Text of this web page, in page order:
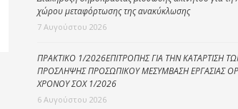
χώρου μεταφόρτωσης της ανακύκλωσης
7 Αυγούστου 2026
ΠΡΑΚΤΙΚΟ 1/2026ΕΠΙΤΡΟΠΗΣ ΓΙΑ ΤΗΝ ΚΑΤΑΡΤΙΣΗ
ΠΡΟΣΛΗΨΗΣ ΠΡΟΣΩΠΙΚΟΥ ΜΕΣΥΜΒΑΣΗ ΕΡΓΑΣΙΑΣ
ΧΡΟΝΟΥ ΣΟΧ 1/2026
6 Αυγούστου 2026